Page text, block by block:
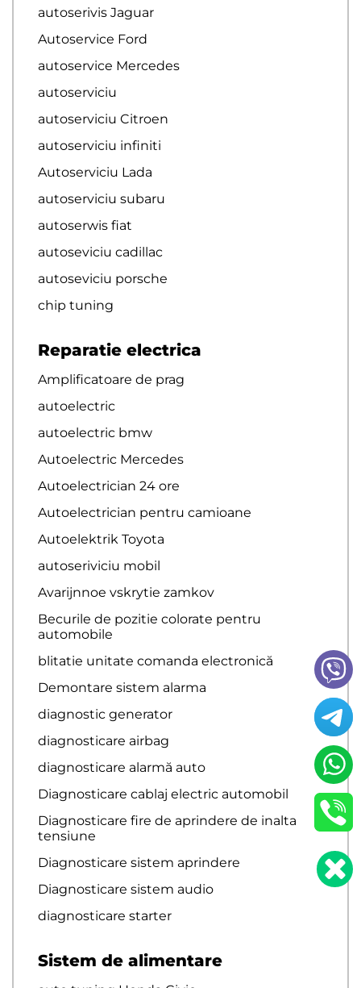
autoserivis Jaguar
Autoservice Ford
autoservice Mercedes
autoserviciu
autoserviciu Citroen
autoserviciu infiniti
Autoserviciu Lada
autoserviciu subaru
autoserwis fiat
autoseviciu cadillac
autoseviciu porsche
chip tuning
Reparatie electrica
Amplificatoare de prag
autoelectric
autoelectric bmw
Autoelectric Mercedes
Autoelectrician 24 ore
Autoelectrician pentru camioane
Autoelektrik Toyota
autoseriviciu mobil
Avarijnnoe vskrytie zamkov
Becurile de pozitie colorate pentru
automobile
blitatie unitate comanda electronică
Demontare sistem alarma
diagnostic generator
diagnosticare airbag
diagnosticare alarmă auto
Diagnosticare cablaj electric automobil
Diagnosticare fire de aprindere de inalta
tensiune
Diagnosticare sistem aprindere
Diagnosticare sistem audio
diagnosticare starter
Sistem de alimentare